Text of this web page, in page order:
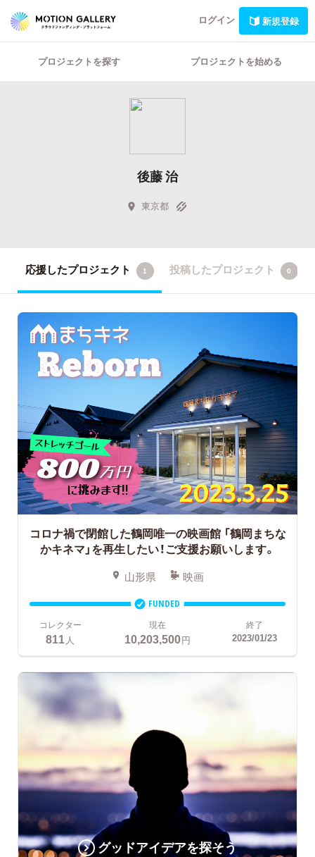
ログイン 新規登録
プロジェクトを探す プロジェクトを始める
後藤 治
東京都
応援したプロジェクト 1 投稿したプロジェクト 0
コロナ禍で閉館した鶴岡唯一の映画館「鶴岡まちな
かキネマ」を再生したい！ご支援お願いします。
山形県 映画
FUNDED
コレクター
811 人
現在
10,203,500円
終了
2023/01/23
グッドアイデアを探そう